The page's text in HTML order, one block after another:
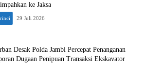
ke Jaksa
29 Juli 2026
Desak Polda Jambi Percepat Penanganan
Dugaan Penipuan Transaksi Ekskavator